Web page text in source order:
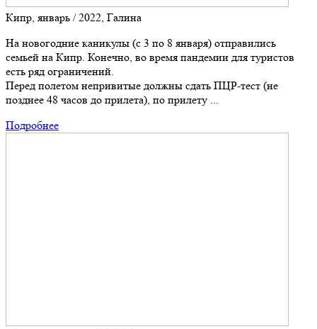
Кипр, январь / 2022, Галина
На новогодние каникулы (с 3 по 8 января) отправились
семьей на Кипр. Конечно, во время пандемии для туристов
есть ряд ограничений.
Перед полетом непривитые должны сдать ПЦР-тест (не
позднее 48 часов до прилета), по прилету ...
Подробнее